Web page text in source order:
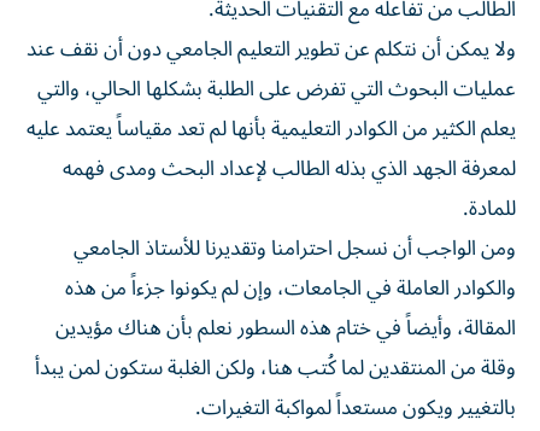
الطالب من تفاعله مع التقنيات الحديثة.
ولا يمكن أن نتكلم عن تطوير التعليم الجامعي دون أن نقف عند
عمليات البحوث التي تفرض على الطلبة بشكلها الحالي، والتي
يعلم الكثير من الكوادر التعليمية بأنها لم تعد مقياساً يعتمد عليه
لمعرفة الجهد الذي بذله الطالب لإعداد البحث ومدى فهمه
للمادة.
ومن الواجب أن نسجل احترامنا وتقديرنا للأستاذ الجامعي
والكوادر العاملة في الجامعات، وإن لم يكونوا جزءاً من هذه
المقالة، وأيضاً في ختام هذه السطور نعلم بأن هناك مؤيدين
وقلة من المنتقدين لما كُتب هنا، ولكن الغلبة ستكون لمن يبدأ
بالتغيير ويكون مستعداً لمواكبة التغيرات.